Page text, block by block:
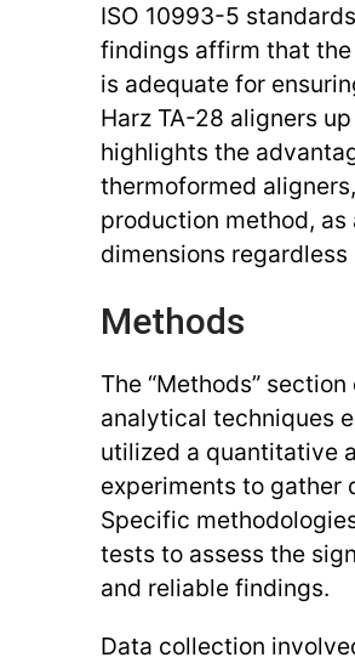
ISO 10993-5
findings affirm that
is adequate for
Harz TA-28 aligners
highlights the
thermoformed
production method,
dimensions
Methods
The “Methods”
analytical techniques
utilized a quantitative
experiments to gather
Specific
tests to assess the
and reliable findings.
Data collection